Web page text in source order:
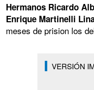
Hermanos Ricardo
Enrique Martinelli
meses de prision los
VERSIÓN